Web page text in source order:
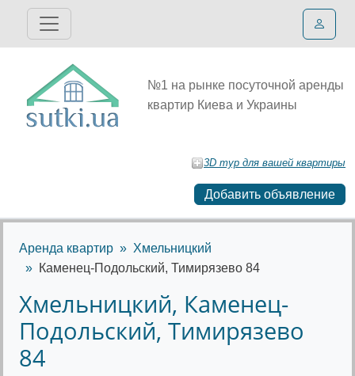
№1 на рынке посуточной аренды
квартир Киева и Украины
3D тур для вашей квартиры
Добавить объявление
Аренда квартир
Хмельницкий
Каменец-Подольский, Тимирязево 84
Хмельницкий, Каменец-
Подольский, Тимирязево
84